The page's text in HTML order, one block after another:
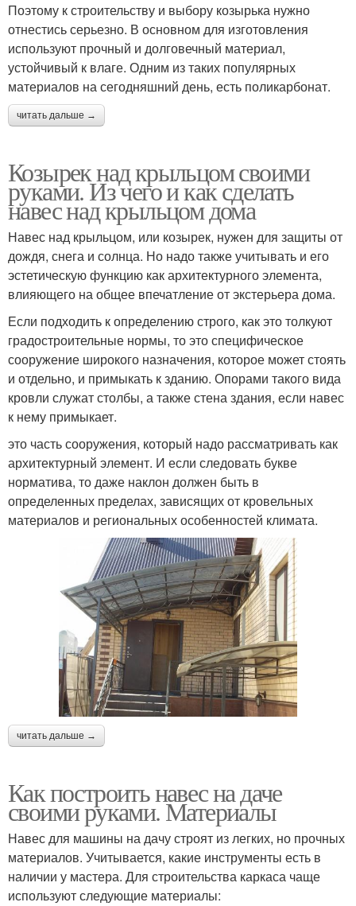
Поэтому к строительству и выбору козырька нужно
отнестись серьезно. В основном для изготовления
используют прочный и долговечный материал,
устойчивый к влаге. Одним из таких популярных
материалов на сегодняшний день, есть поликарбонат.
читать дальше →
Козырек над крыльцом своими
руками. Из чего и как сделать
навес над крыльцом дома
Навес над крыльцом, или козырек, нужен для защиты от
дождя, снега и солнца. Но надо также учитывать и его
эстетическую функцию как архитектурного элемента,
влияющего на общее впечатление от экстерьера дома.
Если подходить к определению строго, как это толкуют
градостроительные нормы, то это специфическое
сооружение широкого назначения, которое может стоять
и отдельно, и примыкать к зданию. Опорами такого вида
кровли служат столбы, а также стена здания, если навес
к нему примыкает.
это часть сооружения, который надо рассматривать как
архитектурный элемент. И если следовать букве
норматива, то даже наклон должен быть в
определенных пределах, зависящих от кровельных
материалов и региональных особенностей климата.
читать дальше →
Как построить навес на даче
своими руками. Материалы
Навес для машины на дачу строят из легких, но прочных
материалов. Учитывается, какие инструменты есть в
наличии у мастера. Для строительства каркаса чаще
используют следующие материалы: